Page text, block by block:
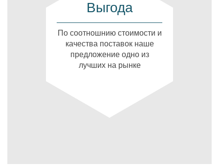
Выгода
По соотношнию стоимости и
качества поставок наше
предложение одно из
лучших на рынке